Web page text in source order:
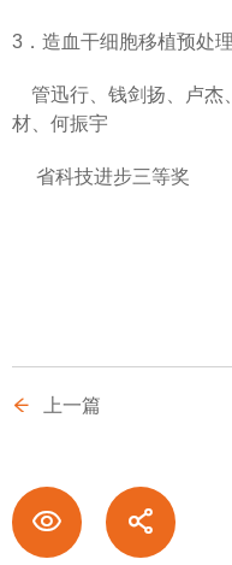
3．造血干细胞移植预处
管迅行、钱剑扬、卢杰
材、何振宇
省科技进步三等奖
上一篇